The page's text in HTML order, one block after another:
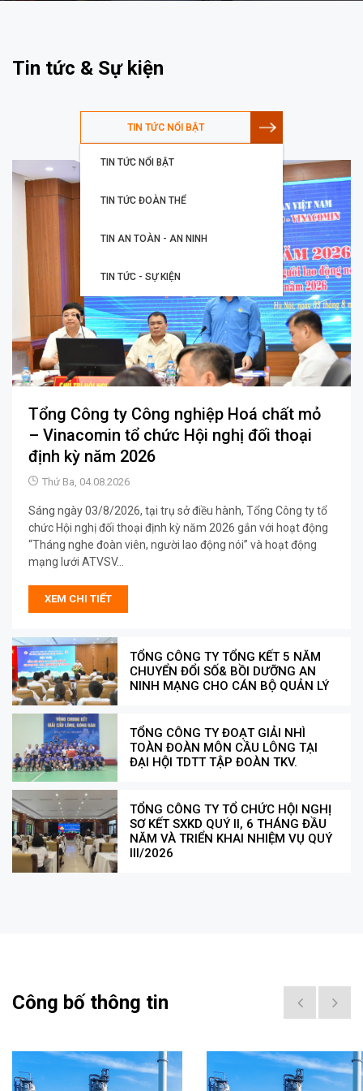
Tin tức & Sự kiện
TIN TỨC NỔI BẬT
TIN TỨC NỔI BẬT
TIN TỨC ĐOÀN THỂ
TIN AN TOÀN - AN NINH
TIN TỨC - SỰ KIỆN
Tổng Công ty Công nghiệp Hoá chất mỏ
– Vinacomin tổ chức Hội nghị đối thoại
định kỳ năm 2026
Thứ Ba, 04.08.2026
Sáng ngày 03/8/2026, tại trụ sở điều hành, Tổng Công ty tổ
chức Hội nghị đối thoại định kỳ năm 2026 gắn với hoạt động
“Tháng nghe đoàn viên, người lao động nói” và hoạt động
mạng lưới ATVSV...
XEM CHI TIẾT
TỔNG CÔNG TY TỔNG KẾT 5 NĂM
CHUYỂN ĐỔI SỐ& BỒI DƯỠNG AN
NINH MẠNG CHO CÁN BỘ QUẢN LÝ
TỔNG CÔNG TY ĐOẠT GIẢI NHÌ
TOÀN ĐOÀN MÔN CẦU LÔNG TẠI
ĐẠI HỘI TDTT TẬP ĐOÀN TKV.
TỔNG CÔNG TY TỔ CHỨC HỘI NGHỊ
SƠ KẾT SXKD QUÝ II, 6 THÁNG ĐẦU
NĂM VÀ TRIỂN KHAI NHIỆM VỤ QUÝ
III/2026
Công bố thông tin